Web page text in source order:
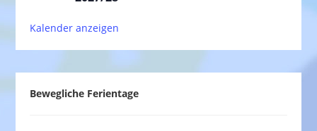
Kalender anzeigen
Bewegliche Ferientage